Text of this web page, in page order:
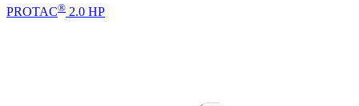
PROTAC® 2.0 HP